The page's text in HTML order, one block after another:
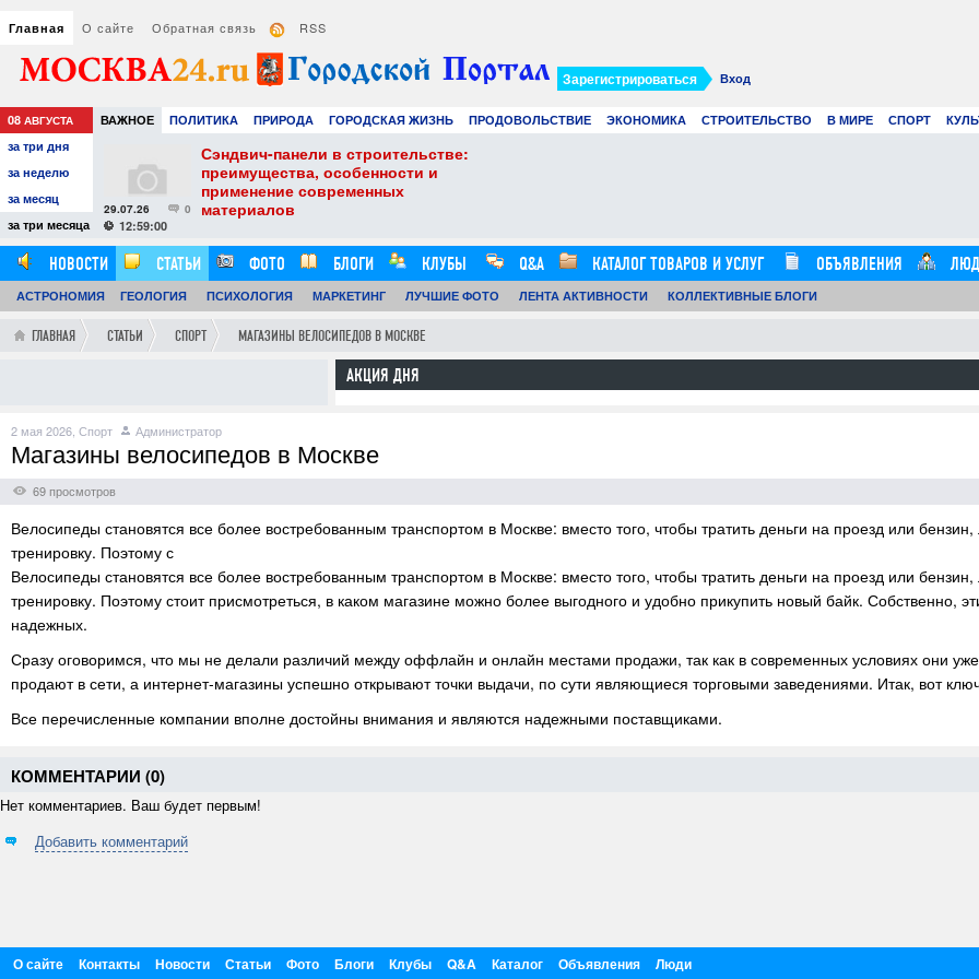
Главная О сайте Обратная связь RSS
Вход
Зарегистрироваться
08 АВГУСТА ВАЖНОЕ ПОЛИТИКА ПРИРОДА ГОРОДСКАЯ ЖИЗНЬ ПРОДОВОЛЬСТВИЕ ЭКОНОМИКА СТРОИТЕЛЬСТВО В МИРЕ СПОРТ
РАЗВЛЕЧЕНИЯ И ОТДЫХ
за три дня
за неделю
за месяц
за три месяца
советы для
0
29.07.26
12:59:00
Сэндвич-панели в строительстве:
преимущества, особенности и
применение современных
материалов
НОВОСТИ СТАТЬИ ФОТО БЛОГИ КЛУБЫ Q&A КАТАЛОГ ТОВАРОВ И УСЛУГ ОБЪЯВЛЕНИЯ
АСТРОНОМИЯ ГЕОЛОГИЯ ПСИХОЛОГИЯ МАРКЕТИНГ ЛУЧШИЕ ФОТО ЛЕНТА АКТИВНОСТИ КОЛЛЕКТИВНЫЕ БЛОГИ
ГЛАВНАЯ СТАТЬИ СПОРТ МАГАЗИНЫ ВЕЛОСИПЕДОВ В МОСКВЕ
АКЦИЯ ДНЯ
2 мая 2026, Спорт Администратор
Магазины велосипедов в Москве
69 просмотров
Велосипеды становятся все более востребованным транспортом в Москве: вместо того, чтобы тратить деньги на проезд или
тренировку. Поэтому с
Велосипеды становятся все более востребованным транспортом в Москве: вместо того, чтобы тратить деньги на проезд или
тренировку. Поэтому стоит присмотреться, в каком магазине можно более выгодного и удобно прикупить новый байк.
надежных.
Сразу оговоримся, что мы не делали различий между оффлайн и онлайн местами продажи, так как в современных условиях они
продают в сети, а интернет-магазины успешно открывают точки выдачи, по сути являющиеся торговыми заведениями. Итак, вот
Все перечисленные компании вполне достойны внимания и являются надежными поставщиками.
КОММЕНТАРИИ (0)
Нет комментариев. Ваш будет первым!
Добавить комментарий
О сайте Контакты Новости Статьи Фото Блоги Клубы Q&A Каталог Объявления Люди